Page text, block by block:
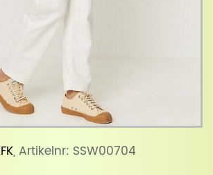
, Artikelnr: SSW00704